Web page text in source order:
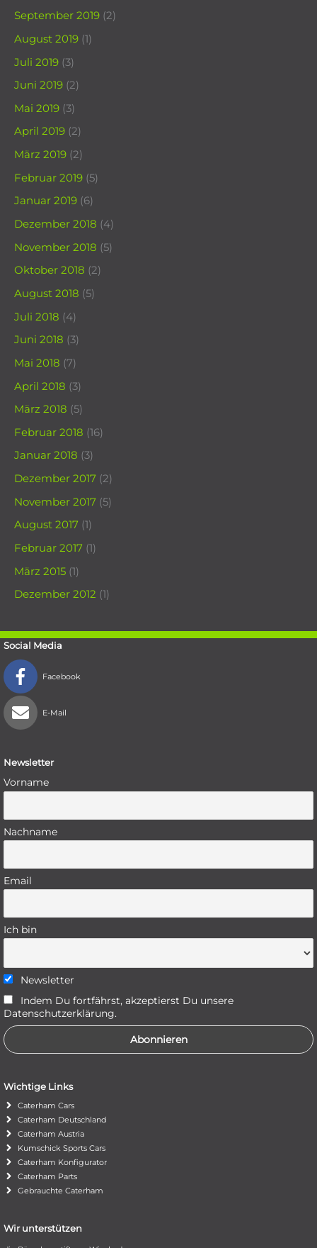
September 2019 (2)
August 2019 (1)
Juli 2019 (3)
Juni 2019 (2)
Mai 2019 (3)
April 2019 (2)
März 2019 (2)
Februar 2019 (5)
Januar 2019 (6)
Dezember 2018 (4)
November 2018 (5)
Oktober 2018 (2)
August 2018 (5)
Juli 2018 (4)
Juni 2018 (3)
Mai 2018 (7)
April 2018 (3)
März 2018 (5)
Februar 2018 (16)
Januar 2018 (3)
Dezember 2017 (2)
November 2017 (5)
August 2017 (1)
Februar 2017 (1)
März 2015 (1)
Dezember 2012 (1)
Social Media
Facebook
E-Mail
Newsletter
Vorname
Nachname
Email
Ich bin
Newsletter
Indem Du fortfährst, akzeptierst Du unsere
Datenschutzerklärung.
Wichtige Links
Caterham Cars
Caterham Deutschland
Caterham Austria
Kumschick Sports Cars
Caterham Konfigurator
Caterham Parts
Gebrauchte Caterham
Wir unterstützen